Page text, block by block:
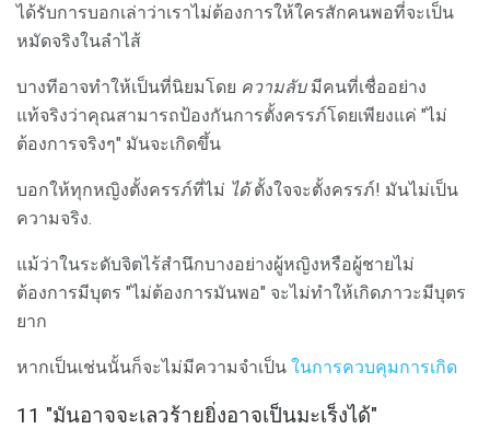
ได้รับการบอกเล่าว่าเราไม่ต้องการให้ใครสักคนพอที่จะเป็น
หมัดจริงในลำไส้
บางทีอาจทำให้เป็นที่นิยมโดย ความลับมีคนที่เชื่ออย่าง
แท้จริงว่าคุณสามารถป้องกันการตั้งครรภ์โดยเพียงแค่ "ไม่
ต้องการจริงๆ" มันจะเกิดขึ้น
บอกให้ทุกหญิงตั้งครรภ์ที่ไม่ ได้ตั้งใจจะตั้งครรภ์! มันไม่เป็น
ความจริง.
แม้ว่าในระดับจิตไร้สำนึกบางอย่างผู้หญิงหรือผู้ชายไม่
ต้องการมีบุตร "ไม่ต้องการมันพอ" จะไม่ทำให้เกิดภาวะมีบุตร
ยาก
หากเป็นเช่นนั้นก็จะไม่มีความจำเป็น ในการควบคุมการเกิด
11 "มันอาจจะเลวร้ายยิ่งอาจเป็นมะเร็งได้"